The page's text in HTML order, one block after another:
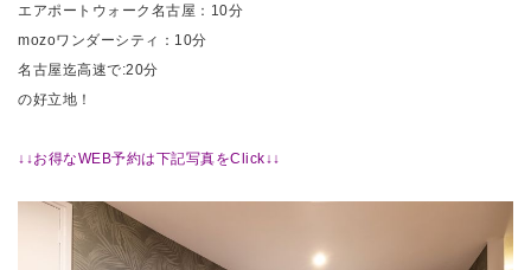
エアポートウォーク名古屋：10分
mozoワンダーシティ：10分
名古屋迄高速で:20分
の好立地！
↓↓お得なWEB予約は下記写真をClick↓↓